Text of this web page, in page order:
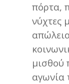
πόρτα,
νύχτες
μισθού
αγωνία